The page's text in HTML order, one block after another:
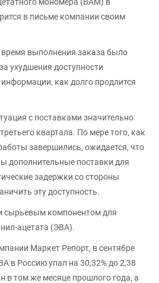
в письме компании своим
время выполнения заказа было
ухудшения доступности
как долго продлится
с поставками значительно
квартала. По мере того, как
завершились, ожидается, что
дополнительные поставки для
задержки со стороны
эту доступность.
сырьевым компонентом для
ацетата (ЭВА).
Маркет Репорт, в сентябре
в Россию упал на 30,32% до 2,38
в том же месяце прошлого года, а